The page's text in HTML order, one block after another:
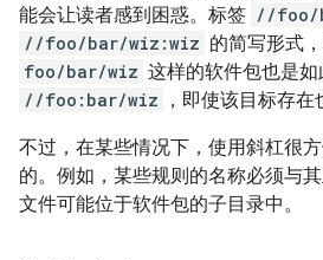
能会让读者感到困惑。标签 //foo/
//foo/bar/wiz:wiz 的简写形式
foo/bar/wiz 这样的软件包也是
//foo:bar/wiz
，即使该目标存在
不过，在某些情况下，使用斜杠很
的。例如，某些规则的名称必须与
文件可能位于软件包的子目录中。